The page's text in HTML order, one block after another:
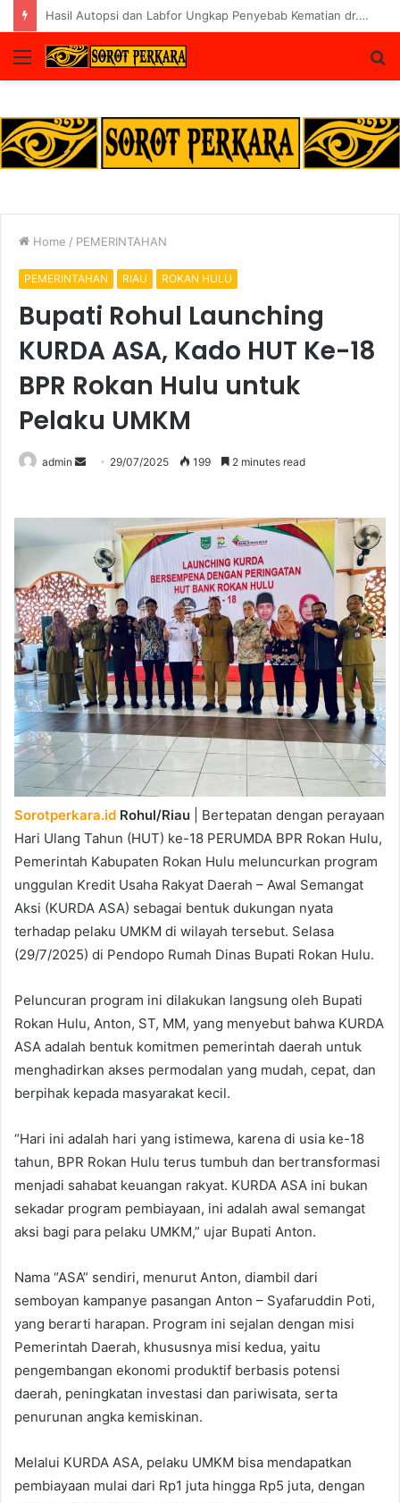
Polres Rohul Kembalikan 6 Kendaraan ke Korban, Pelaku Curanmor Dijerat 7 Tahun Penjara
Menu
Home / PEMERINTAHAN
PEMERINTAHAN RIAU ROKAN HULU
Bupati Rohul Launching
KURDA ASA, Kado HUT Ke-18
BPR Rokan Hulu untuk
Pelaku UMKM
admin
Send 29/07/2025 199 2 minutes read
Sorotperkara.id Rohul/Riau | Bertepatan dengan perayaan
Hari Ulang Tahun (HUT) ke-18 PERUMDA BPR Rokan Hulu,
Pemerintah Kabupaten Rokan Hulu meluncurkan program
unggulan Kredit Usaha Rakyat Daerah – Awal Semangat
Aksi (KURDA ASA) sebagai bentuk dukungan nyata
terhadap pelaku UMKM di wilayah tersebut. Selasa
(29/7/2025) di Pendopo Rumah Dinas Bupati Rokan Hulu.
Peluncuran program ini dilakukan langsung oleh Bupati
Rokan Hulu, Anton, ST, MM, yang menyebut bahwa KURDA
ASA adalah bentuk komitmen pemerintah daerah untuk
menghadirkan akses permodalan yang mudah, cepat, dan
berpihak kepada masyarakat kecil.
“Hari ini adalah hari yang istimewa, karena di usia ke-18
tahun, BPR Rokan Hulu terus tumbuh dan bertransformasi
menjadi sahabat keuangan rakyat. KURDA ASA ini bukan
sekadar program pembiayaan, ini adalah awal semangat
aksi bagi para pelaku UMKM,” ujar Bupati Anton.
Nama “ASA” sendiri, menurut Anton, diambil dari
semboyan kampanye pasangan Anton – Syafaruddin Poti,
yang berarti harapan. Program ini sejalan dengan misi
Pemerintah Daerah, khususnya misi kedua, yaitu
pengembangan ekonomi produktif berbasis potensi
daerah, peningkatan investasi dan pariwisata, serta
penurunan angka kemiskinan.
Melalui KURDA ASA, pelaku UMKM bisa mendapatkan
pembiayaan mulai dari Rp1 juta hingga Rp5 juta, dengan